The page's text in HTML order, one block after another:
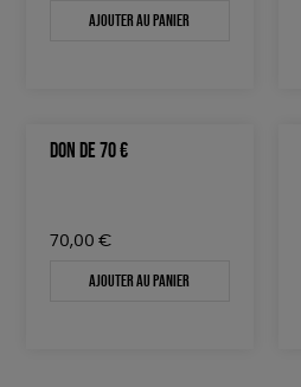
Ajouter au panier
DON DE 70 €
70,00 €
Ajouter au panier